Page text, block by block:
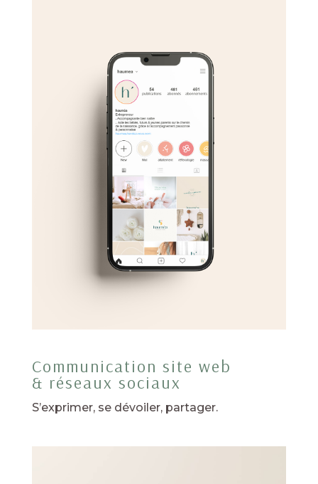
Communication site web
& réseaux sociaux
S’exprimer, se dévoiler, partager.